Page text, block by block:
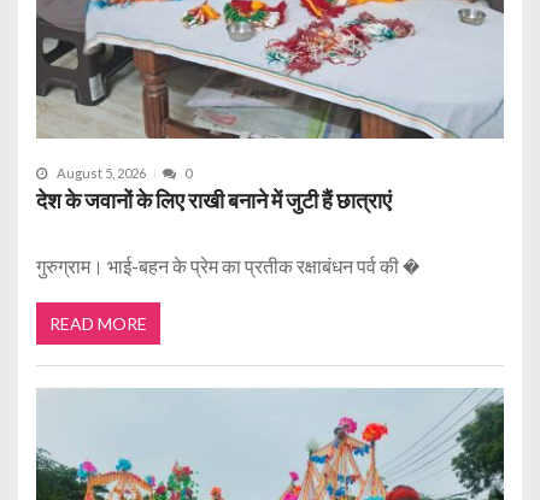
August 5, 2026 0
देश के जवानों के लिए राखी बनाने में जुटी हैं छात्राएं
गुरुग्राम। भाई-बहन के प्रेम का प्रतीक रक्षाबंधन पर्व की �
READ MORE